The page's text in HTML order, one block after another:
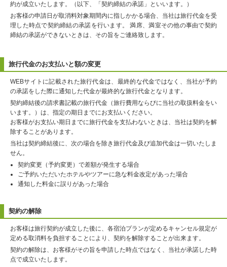
約が成立いたします。（以下、「契約締結の承諾」といいます。）
お客様の申請日が取消料対象期間内に指しかかる場合、当社は旅行代金を受
理した時点で契約締結の承諾を行います。 満席、満室その他の事由で契約
締結の承諾ができないときは、その旨をご連絡致します。
旅行代金のお支払いと額の変更
WEBサイトに記載された旅行代金は、最終的な代金ではなく、当社が予約
の承諾をした際に通知した代金が最終的な旅行代金となります。
契約締結後の請求書記載の旅行代金（旅行費用ならびに当社の取扱料金をい
います。）は、指定の期日までにお支払いください。
お客様がお支払い期日までに旅行代金を支払わないときは、当社は契約を解
除することがあります。
当社は契約締結後に、次の場合を除き旅行代金及び追加代金は一切いたしま
せん。
契約変更（予約変更）で差額が発生する場合
ご予約いただいたホテルやツアーに急な料金改定があった場合
通知した料金に誤りがあった場合
契約の解除
お客様は旅行契約が成立した後に、各宿泊プランが定めるキャンセル規定が
定める取消料を負担することにより、契約を解除することが出来ます。
契約の解除は、お客様がその旨を申請した時点ではなく、当社が承諾した時
点で成立いたします。